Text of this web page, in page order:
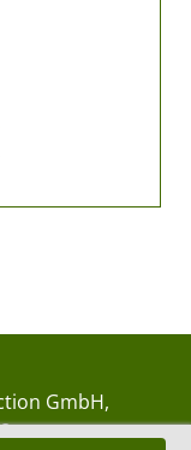
GmbH